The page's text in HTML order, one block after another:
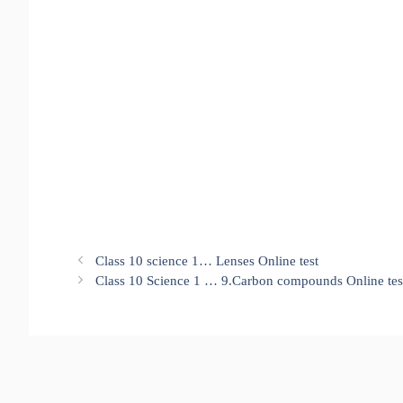
Class 10 science 1… Lenses Online test
Class 10 Science 1 … 9.Carbon compounds Online